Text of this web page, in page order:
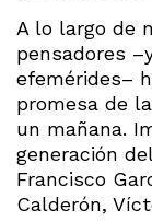
A lo largo de
pensadores
efemérides–
promesa de
un mañana.
generación
Francisco
Calderón,